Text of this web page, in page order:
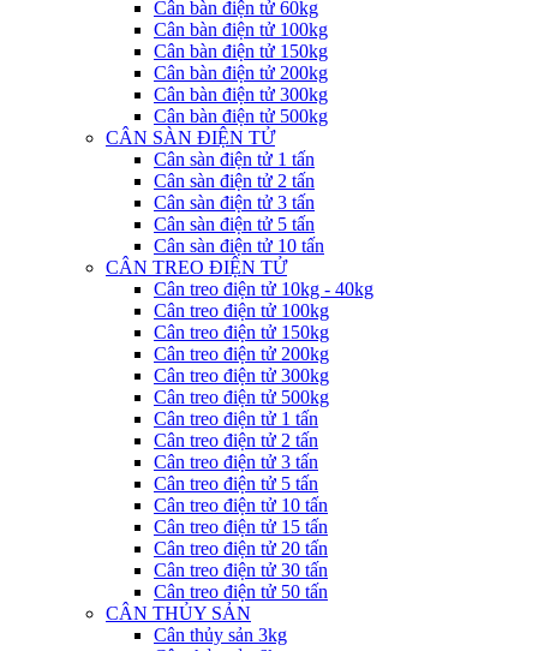
Cân bàn điện tử 60kg
Cân bàn điện tử 100kg
Cân bàn điện tử 150kg
Cân bàn điện tử 200kg
Cân bàn điện tử 300kg
Cân bàn điện tử 500kg
CÂN SÀN ĐIỆN TỬ
Cân sàn điện tử 1 tấn
Cân sàn điện tử 2 tấn
Cân sàn điện tử 3 tấn
Cân sàn điện tử 5 tấn
Cân sàn điện tử 10 tấn
CÂN TREO ĐIỆN TỬ
Cân treo điện tử 10kg - 40kg
Cân treo điện tử 100kg
Cân treo điện tử 150kg
Cân treo điện tử 200kg
Cân treo điện tử 300kg
Cân treo điện tử 500kg
Cân treo điện tử 1 tấn
Cân treo điện tử 2 tấn
Cân treo điện tử 3 tấn
Cân treo điện tử 5 tấn
Cân treo điện tử 10 tấn
Cân treo điện tử 15 tấn
Cân treo điện tử 20 tấn
Cân treo điện tử 30 tấn
Cân treo điện tử 50 tấn
CÂN THỦY SẢN
Cân thủy sản 3kg